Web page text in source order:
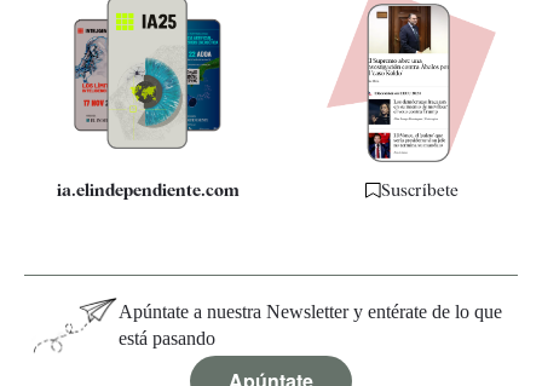
Quiénes somos
Especificaciones
ia.elindependiente.com Suscríbete
Apúntate a nuestra Newsletter y entérate de lo que
está pasando